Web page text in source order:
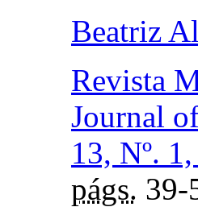
Beatriz
Revista
Journal
13, Nº.
págs. 39-